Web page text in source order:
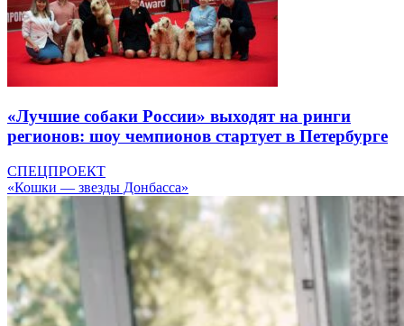
«Лучшие собаки России» выходят на ринги
регионов: шоу чемпионов стартует в Петербурге
СПЕЦПРОЕКТ
«Кошки — звезды Донбасса»